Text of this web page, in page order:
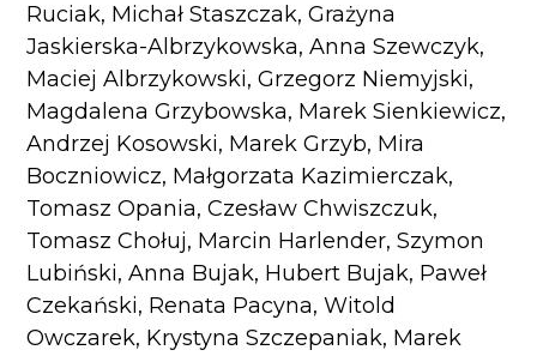
Ruciak, Michał Staszczak, Grażyna
Jaskierska-Albrzykowska, Anna Szewczyk,
Maciej Albrzykowski, Grzegorz Niemyjski,
Magdalena Grzybowska, Marek Sienkiewicz,
Andrzej Kosowski, Marek Grzyb, Mira
Boczniowicz, Małgorzata Kazimierczak,
Tomasz Opania, Czesław Chwiszczuk,
Tomasz Chołuj, Marcin Harlender, Szymon
Lubiński, Anna Bujak, Hubert Bujak, Paweł
Czekański, Renata Pacyna, Witold
Owczarek, Krystyna Szczepaniak, Marek